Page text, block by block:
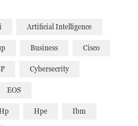
Artificial Intelligence
Business Cisco
Cybersecrity
EOS
Hpe Ibm